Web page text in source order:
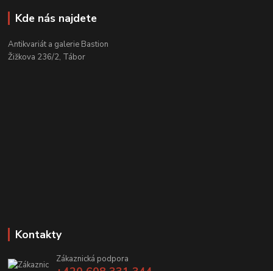
Kde nás najdete
Antikvariát a galerie Bastion
Žižkova 236/2, Tábor
Kontakty
Zákaznická podpora